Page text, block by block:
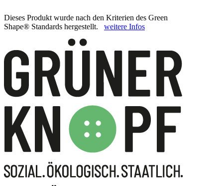
Dieses Produkt wurde nach den Kriterien des Green
Shape® Standards hergestellt. weitere Infos